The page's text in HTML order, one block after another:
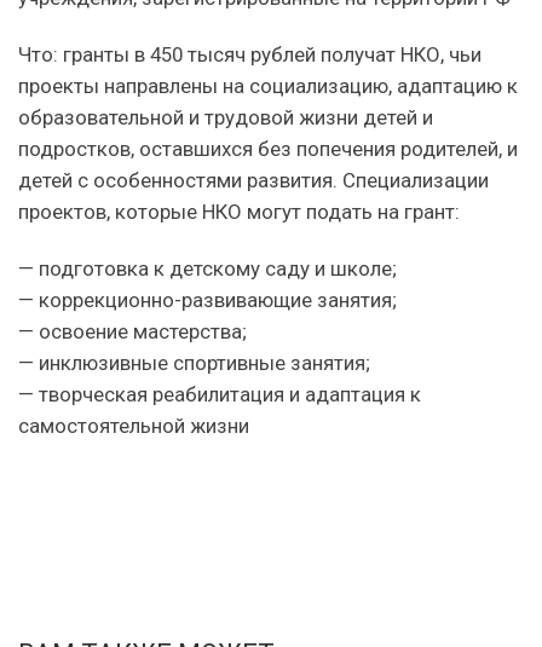
Что: гранты в 450 тысяч рублей получат НКО, чьи
проекты направлены на социализацию, адаптацию к
образовательной и трудовой жизни детей и
подростков, оставшихся без попечения родителей, и
детей с особенностями развития. Специализации
проектов, которые НКО могут подать на грант:
— подготовка к детскому саду и школе;
— коррекционно-развивающие занятия;
— освоение мастерства;
— инклюзивные спортивные занятия;
— творческая реабилитация и адаптация к
самостоятельной жизни